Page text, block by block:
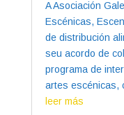
A Asociación
Escénicas,
de distribución
seu acordo de
programa de
artes escénicas,
leer más